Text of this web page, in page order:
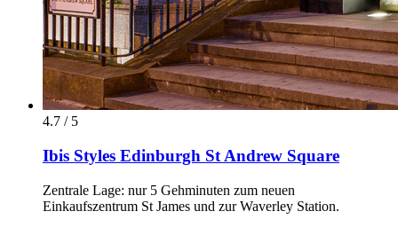
4.7 / 5
Ibis Styles Edinburgh St Andrew Square
Zentrale Lage: nur 5 Gehminuten zum neuen
Einkaufszentrum St James und zur Waverley Station.